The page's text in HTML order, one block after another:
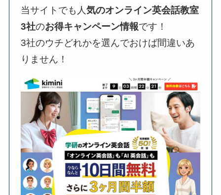
当サイトでも人気のオンライン英会話教室
3社のお得キャンペーン情報です！
3社のウチどれかを選んでおけば間違いあ
りません！